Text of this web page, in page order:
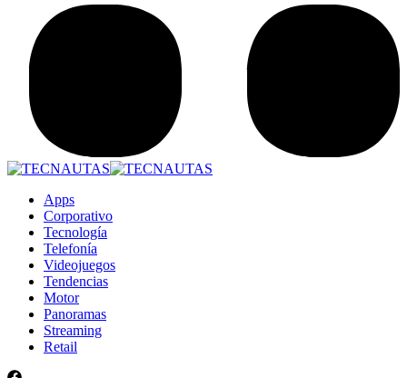
Apps
Corporativo
Tecnología
Telefonía
Videojuegos
Tendencias
Motor
Panoramas
Streaming
Retail